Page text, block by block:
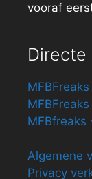
vooraf
Directe
MFBfreaks
Algemene
Privacy